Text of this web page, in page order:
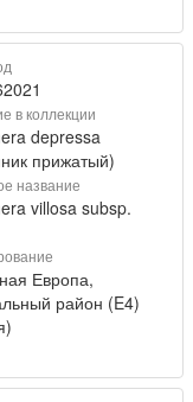
в коллекции
depressa
прижатый)
название
villosa subsp.
Европа,
район (E4)